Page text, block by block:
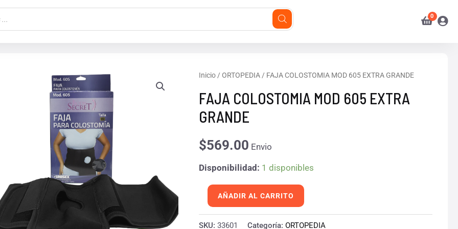
Inicio/ ORTOPEDIA/ FAJA COLOSTOMIA MOD 605 EXTRA GRANDE
FAJA COLOSTOMIA MOD 605 EXTRA
GRANDE
$569.00 Envio
Disponibilidad: 1 disponibles
FAJA
COLOSTOMIA
MOD
605
EXTRA
cantidad
AÑADIR AL CARRITO
SKU: 33601 Categoría: ORTOPEDIA